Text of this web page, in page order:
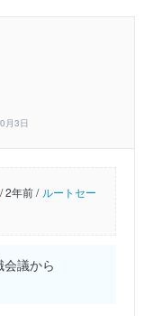
月3日
/2年前 / ルートセー
議から